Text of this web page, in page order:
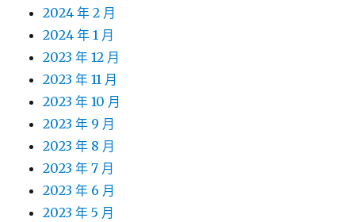
2024 年 2 月
2024 年 1 月
2023 年 12 月
2023 年 11 月
2023 年 10 月
2023 年 9 月
2023 年 8 月
2023 年 7 月
2023 年 6 月
2023 年 5 月